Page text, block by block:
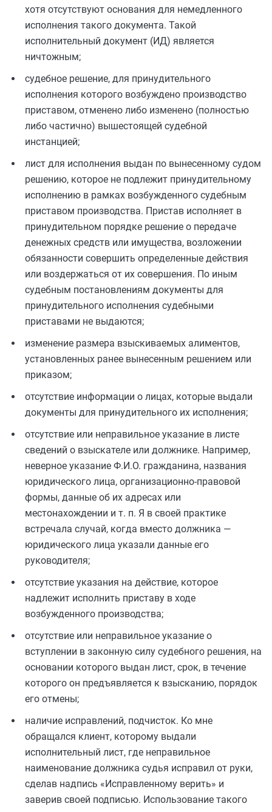
хотя отсутствуют основания для немедленного
исполнения такого документа. Такой
исполнительный документ (ИД) является
ничтожным;
судебное решение, для принудительного
исполнения которого возбуждено производство
приставом, отменено либо изменено (полностью
либо частично) вышестоящей судебной
инстанцией;
лист для исполнения выдан по вынесенному судом
решению, которое не подлежит принудительному
исполнению в рамках возбужденного судебным
приставом производства. Пристав исполняет в
принудительном порядке решение о передаче
денежных средств или имущества, возложении
обязанности совершить определенные действия
или воздержаться от их совершения. По иным
судебным постановлениям документы для
принудительного исполнения судебными
приставами не выдаются;
изменение размера взыскиваемых алиментов,
установленных ранее вынесенным решением или
приказом;
отсутствие информации о лицах, которые выдали
документы для принудительного их исполнения;
отсутствие или неправильное указание в листе
сведений о взыскателе или должнике. Например,
неверное указание Ф.И.О. гражданина, названия
юридического лица, организационно-правовой
формы, данные об их адресах или
местонахождении и т. п. Я в своей практике
встречала случай, когда вместо должника —
юридического лица указали данные его
руководителя;
отсутствие указания на действие, которое
надлежит исполнить приставу в ходе
возбужденного производства;
отсутствие или неправильное указание о
вступлении в законную силу судебного решения, на
основании которого выдан лист, срок, в течение
которого он предъявляется к взысканию, порядок
его отмены;
наличие исправлений, подчисток. Ко мне
обращался клиент, которому выдали
исполнительный лист, где неправильное
наименование должника судья исправил от руки,
сделав надпись «Исправленному верить» и
заверив своей подписью. Использование такого